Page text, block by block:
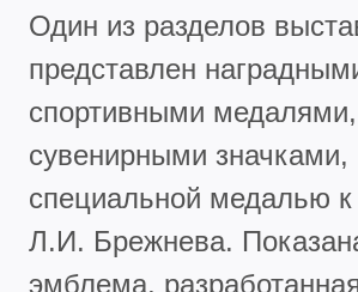
Один из разделов
представлен
спортивными медалями,
сувенирными значками,
специальной медалью
Л.И. Брежнева.
эмблема,